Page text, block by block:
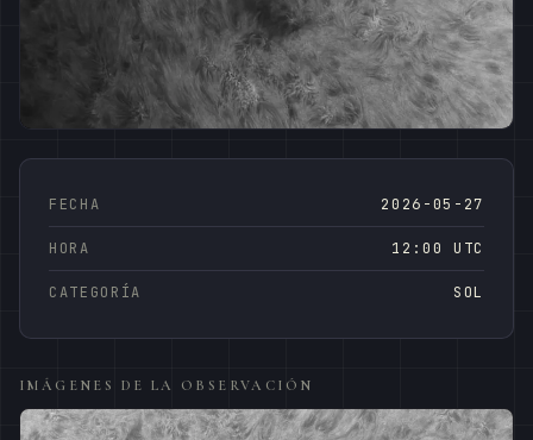
FECHA 2026-05-27
HORA 12:00 UTC
CATEGORÍA SOL
IMÁGENES DE LA OBSERVACIÓN